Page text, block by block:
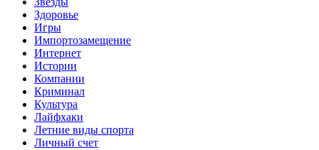
Здоровье
Игры
Импортозамещение
Интернет
Истории
Компании
Криминал
Культура
Лайфхаки
Летние виды спорта
Личный счет